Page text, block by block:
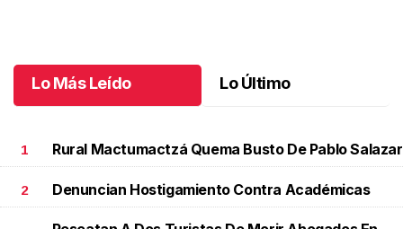
Lo Más Leído Lo Último
1 Rural Mactumactzá Quema Busto De Pablo Salazar
2 Denuncian Hostigamiento Contra Académicas